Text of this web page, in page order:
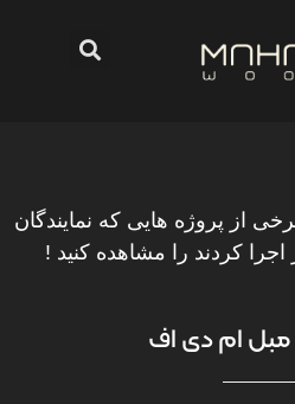
از پروژه هایی که نمایندگان
کردند را مشاهده کنید !
ام دی اف